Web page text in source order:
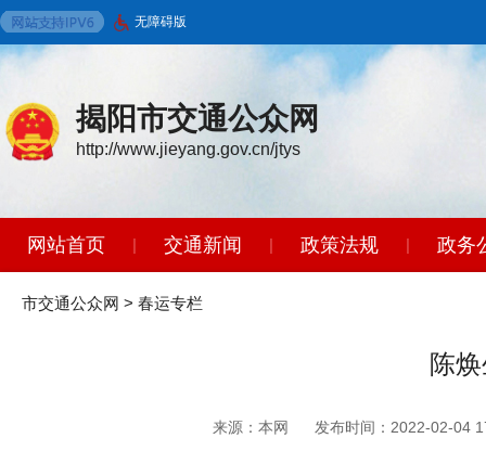
无障碍版
揭阳市交通公众网
http://www.jieyang.gov.cn/jtys
网站首页 | 交通新闻 | 政策法规 | 政务
智能问答
市交通公众网 > 春运专栏
陈
来源：本网 发布时间：2022-02-04